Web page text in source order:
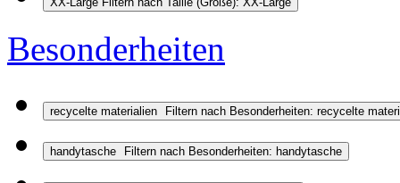
Besonderheiten
recycelte materialien Filtern nach Besonderheiten: recycelte
handytasche Filtern nach Besonderheiten: handytasche